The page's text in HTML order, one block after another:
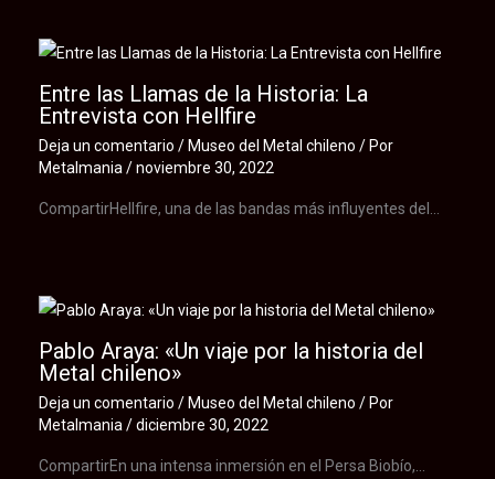
Entre las Llamas de la Historia: La
Entrevista con Hellfire
Deja un comentario / Museo del Metal chileno / Por
Metalmania /noviembre 30, 2022
CompartirHellfire, una de las bandas más influyentes del…
Pablo Araya: «Un viaje por la historia del
Metal chileno»
Deja un comentario / Museo del Metal chileno / Por
Metalmania /diciembre 30, 2022
CompartirEn una intensa inmersión en el Persa Biobío,…